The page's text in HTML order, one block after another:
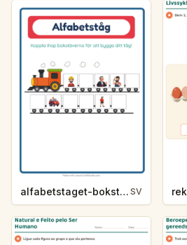
alfabetstaget-bokstavsledtrad-yrken-4317 SV